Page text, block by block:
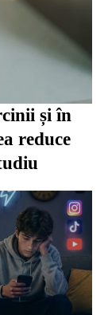
și în
reduce